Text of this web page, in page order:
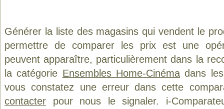
Générer la liste des magasins qui vendent le
permettre de comparer les prix est une
peuvent apparaître, particulièrement dans la
la catégorie Ensembles Home-Cinémadans les
vous constatez une erreur dans cette
contacter pour nous le signaler. i-